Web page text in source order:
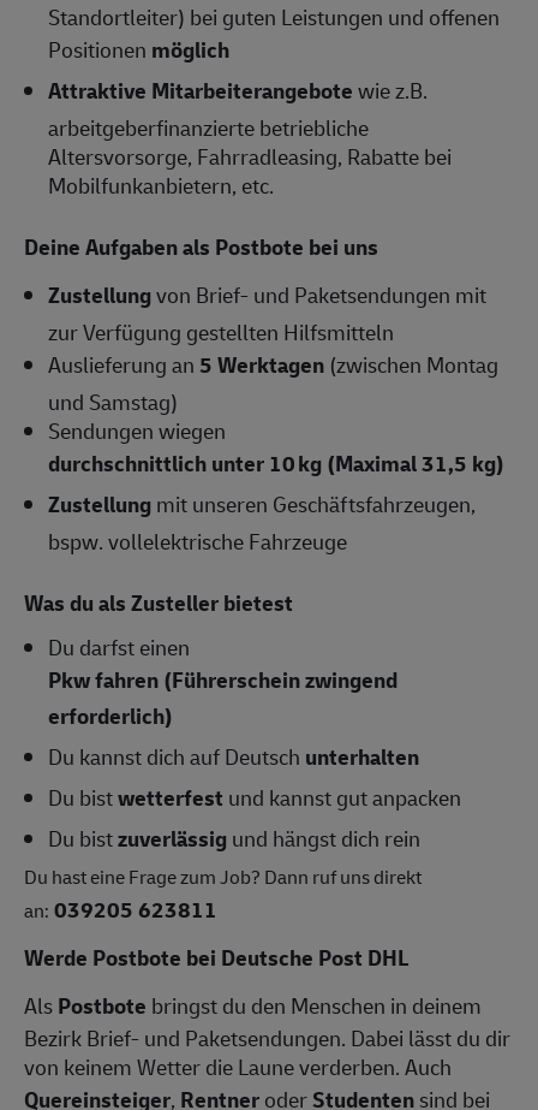
Standortleiter) bei guten Leistungen und offenen
Positionen möglich
Attraktive Mitarbeiterangebotewie z.B.
arbeitgeberfinanzierte betriebliche
Altersvorsorge, Fahrradleasing, Rabatte bei
Mobilfunkanbietern, etc.
Deine Aufgaben als Postbote bei uns
Zustellungvon Brief- und Paketsendungen mit
zur Verfügung gestellten Hilfsmitteln
Auslieferung an5 Werktagen (zwischen Montag
und Samstag)
Sendungen wiegen
durchschnittlich unter 10 kg (Maximal 31,5 kg)
Zustellungmit unseren Geschäftsfahrzeugen,
bspw. vollelektrische Fahrzeuge
Was du als Zusteller bietest
Du darfst einen
Pkw fahren (Führerschein zwingend
erforderlich)
Du kannst dich auf Deutsch unterhalten
Du bistwetterfest und kannst gut anpacken
Du bistzuverlässigund hängst dich rein
Du hast eine Frage zum Job? Dann ruf uns direkt
an: 039205 623811
Werde Postbote bei Deutsche Post DHL
AlsPostbote bringst du den Menschen in deinem
Bezirk Brief- und Paketsendungen. Dabei lässt du dir
von keinem Wetter die Laune verderben. Auch
Quereinsteiger, RentneroderStudentensind bei